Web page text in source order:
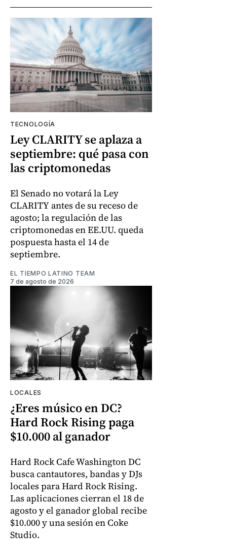
TECNOLOGÍA
Ley CLARITY se aplaza a
septiembre: qué pasa con
las criptomonedas
El Senado no votará la Ley
CLARITY antes de su receso de
agosto; la regulación de las
criptomonedas en EE.UU. queda
pospuesta hasta el 14 de
septiembre.
EL TIEMPO LATINO TEAM
7 de agosto de 2026
LOCALES
¿Eres músico en DC?
Hard Rock Rising paga
$10.000 al ganador
Hard Rock Cafe Washington DC
busca cantautores, bandas y DJs
locales para Hard Rock Rising.
Las aplicaciones cierran el 18 de
agosto y el ganador global recibe
$10.000 y una sesión en Coke
Studio.